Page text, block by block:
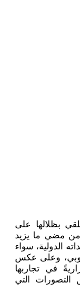
بظلالها على
من مضي ما يزيد
الدولية، سواء
وعلى عكس
في تجاربها
التصورات التي